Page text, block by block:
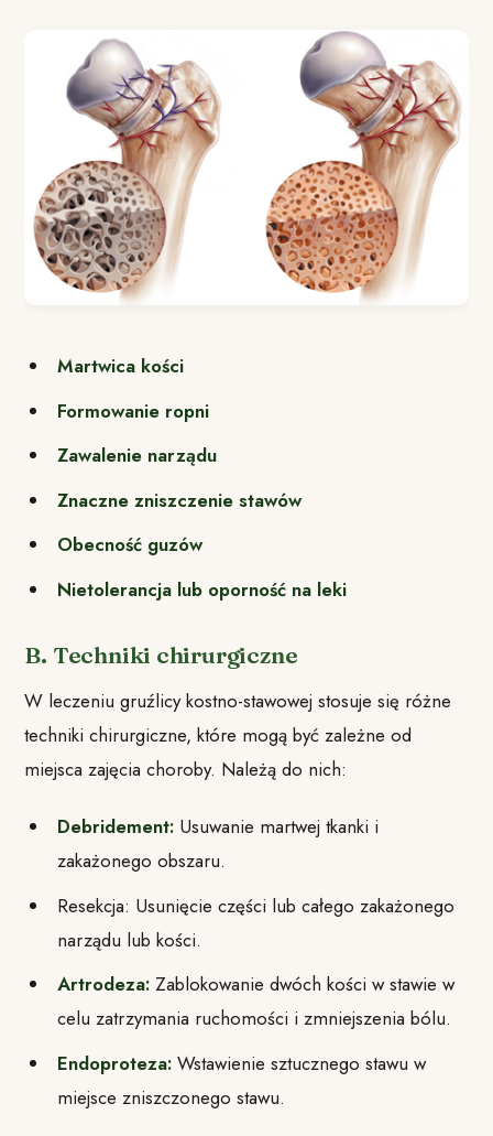
Martwica kości
Formowanie ropni
Zawalenie narządu
Znaczne zniszczenie stawów
Obecność guzów
Nietolerancja lub oporność na leki
B. Techniki chirurgiczne
W leczeniu gruźlicy kostno-stawowej stosuje się różne
techniki chirurgiczne, które mogą być zależne od
miejsca zajęcia choroby. Należą do nich:
Debridement:Usuwanie martwej tkanki i
zakażonego obszaru.
Resekcja: Usunięcie części lub całego zakażonego
narządu lub kości.
Artrodeza: Zablokowanie dwóch kości w stawie w
celu zatrzymania ruchomości i zmniejszenia bólu.
Endoproteza:Wstawienie sztucznego stawu w
miejsce zniszczonego stawu.